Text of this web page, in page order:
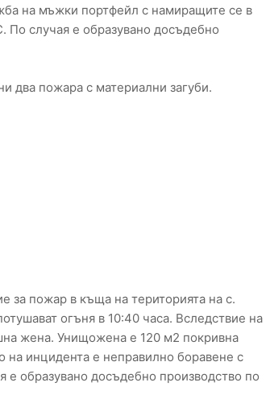
на мъжки портфейл с намиращите се в
случая е образувано досъдебно
два пожара с материални загуби.
за пожар в къща на територията на с.
огъня в 10:40 часа. Вследствие на
жена. Унищожена е 120 м2 покривна
на инцидента е неправилно боравене с
е образувано досъдебно производство по